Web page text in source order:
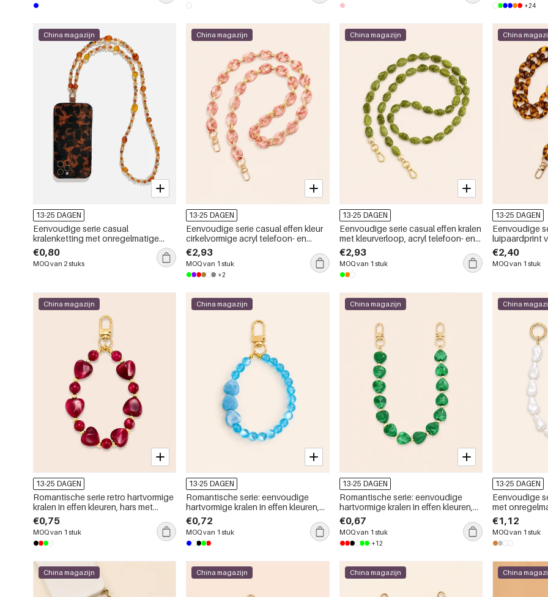
+24
China magazijn
13-25 DAGEN
Eenvoudige serie casual
kralenketting met onregelmatige
vormen, gemaakt van hars, geschikt
voor telefoon en tas.
€0,80
MOQ van 2 stuks
China magazijn
13-25 DAGEN
Eenvoudige serie casual effen kleur
cirkelvormige acryl telefoon- en
tasketting met kleurverloop
€2,93
MOQ van 1 stuk
+2
China magazijn
13-25 DAGEN
Eenvoudige serie casual effen kralen
met kleurverloop, acryl telefoon- en
tasketting
€2,93
MOQ van 1 stuk
China
13-25 DAGEN
Eenvoudige
luipaardprint
en tas
€2,40
MOQ van 1 stuk
China magazijn
13-25 DAGEN
Romantische serie retro hartvormige
kralen in effen kleuren, hars met
kleurverloop, telefoon- en tasketting
€0,75
MOQ van 1 stuk
China magazijn
13-25 DAGEN
Romantische serie: eenvoudige
hartvormige kralen in effen kleuren,
hars met kleurverloop, telefoon- en
tasketting.
€0,72
MOQ van 1 stuk
China magazijn
13-25 DAGEN
Romantische serie: eenvoudige
hartvormige kralen in effen kleuren,
hars met kleurverloop, telefoon- en
tasketting.
€0,67
MOQ van 1 stuk
+12
China
13-25 DAGEN
Eenvoudige
met
kleuren, acryl
€1,12
MOQ van 1 stuk
China magazijn China magazijn China magazijn China